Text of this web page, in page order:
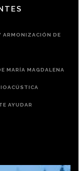
ARMONIZACIÓN DE
MARÍA MAGDALENA
AYUDAR